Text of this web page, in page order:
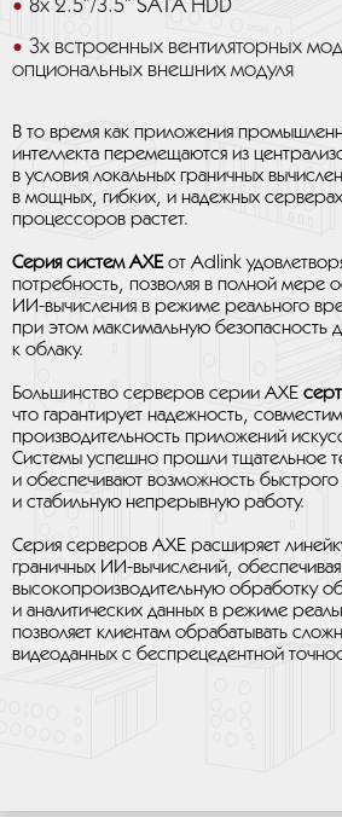
8x 2.5”/3.5” SATA HDD
3x встроенных вентиляторных
опциональных внешних модуля
В то время как приложения
интеллекта перемещаются из
в условия локальных граничных
в мощных, гибких, и надежных
процессоров растет.
Серия систем AXEот Adlink
потребность, позволяя в полной мере
ИИ-вычисления в режиме реального
при этом максимальную безопасность
к облаку.
Большинство серверов серии AXE
что гарантирует надежность,
производительность приложений
Системы успешно прошли тщательное
и обеспечивают возможность быстрого
и стабильную непрерывную работу.
Серия серверов AXE расширяет
граничных ИИ-вычислений, обеспечивая
высокопроизводительную обработку
и аналитических данных в режиме
позволяет клиентам обрабатывать
видеоданных с беспрецедентной